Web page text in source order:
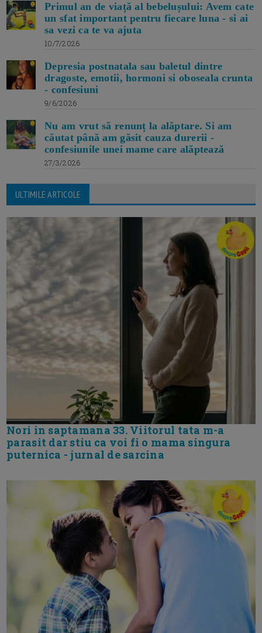
Primul an de viață al bebelușului: Avem cate
un sfat important pentru fiecare luna - si ai
sa vezi ca te va ajuta
10/7/2026
Depresia postnatala sau baletul dintre
dragoste, emotii, hormoni si oboseala crunta
- confesiuni
9/6/2026
Nu am vrut să renunț la alăptare. Si am
căutat până am găsit cauza durerii -
confesiunile unei mame care alăptează
27/3/2026
ULTIMILE ARTICOLE
Nori in saptamana 33. Viitorul tata m-a
parasit dar stiu ca voi fi o mama singura
puternica - jurnal de sarcina